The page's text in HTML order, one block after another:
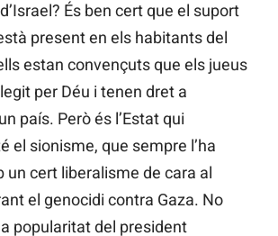
És ben cert que el suport
present en els habitants del
estan convençuts que els jueus
per Déu i tenen dret a
país. Però és l’Estat qui
el sionisme, que sempre l’ha
un cert liberalisme de cara al
el genocidi contra Gaza. No
popularitat del president